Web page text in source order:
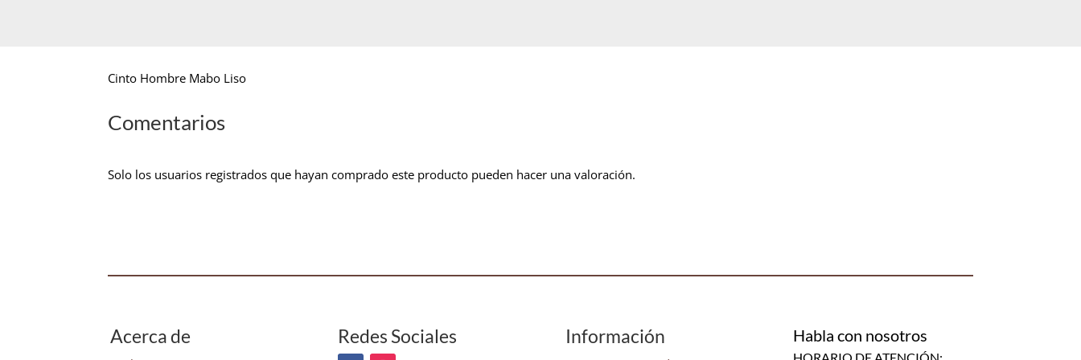
Cinto Hombre Mabo Liso
Comentarios
Solo los usuarios registrados que hayan comprado este producto pueden hacer una valoración.
Acerca de Redes Sociales Información Habla con nosotros
HORARIO DE ATENCIÓN: